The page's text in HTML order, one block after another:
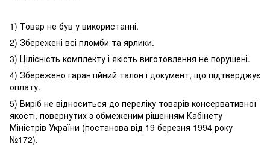
1) Товар не був у використанні.
2) Збережені всі пломби та ярлики.
3) Цілісність комплекту і якість виготовлення не порушені.
4) Збережено гарантійний талон і документ, що підтверджує
оплату.
5) Виріб не відноситься до переліку товарів консервативної
якості, повернутих з обмеженим рішенням Кабінету
Міністрів України (постанова від 19 березня 1994 року
№172).